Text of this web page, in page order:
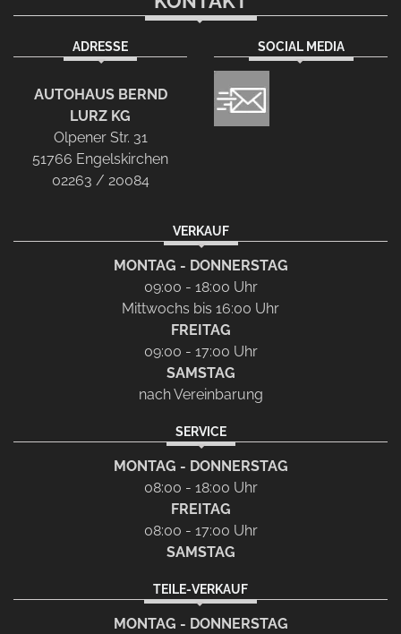
ADRESSE
AUTOHAUS BERND
LURZ KG
Olpener Str. 31
51766 Engelskirchen
02263 / 20084
SOCIAL MEDIA
VERKAUF
MONTAG - DONNERSTAG
09:00 - 18:00 Uhr
Mittwochs bis 16:00 Uhr
FREITAG
09:00 - 17:00 Uhr
SAMSTAG
nach Vereinbarung
SERVICE
MONTAG - DONNERSTAG
08:00 - 18:00 Uhr
FREITAG
08:00 - 17:00 Uhr
SAMSTAG
TEILE-VERKAUF
MONTAG - DONNERSTAG